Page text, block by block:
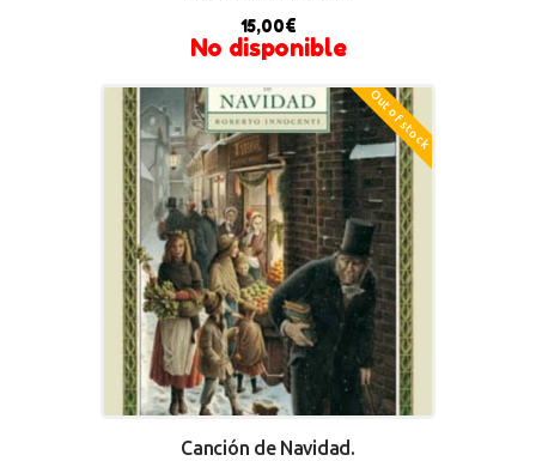
15,00€
No disponible
Out of stock
Canción de Navidad.